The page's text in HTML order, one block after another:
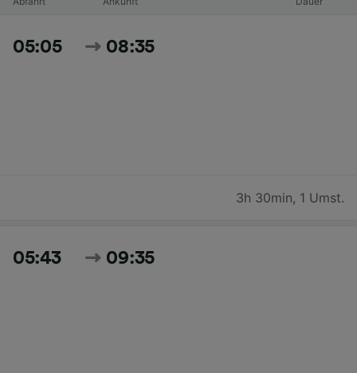
05:05 08:35
3h 30min, 1 Umst.
05:43 09:35